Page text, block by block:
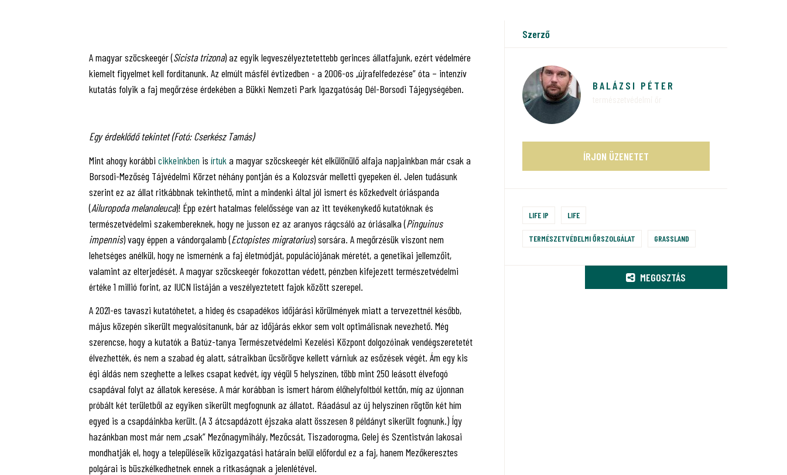
A magyar szöcskeegér (Sicista trizona) az egyik legveszélyeztetettebb gerinces állatfajunk, ezért védelmére
kiemelt figyelmet kell fordítanunk. Az elmúlt másfél évtizedben - a 2006-os „újrafelfedezése” óta – intenzív
kutatás folyik a faj megőrzése érdekében a Bükki Nemzeti Park Igazgatóság Dél-Borsodi Tájegységében.
Egy érdeklődő tekintet (Fotó: Cserkész Tamás)
Mint ahogy korábbi cikkeinkben is írtuk a magyar szöcskeegér két elkülönülő alfaja napjainkban már csak a
Borsodi-Mezőség Tájvédelmi Körzet néhány pontján és a Kolozsvár melletti gyepeken él. Jelen tudásunk
szerint ez az állat ritkábbnak tekinthető, mint a mindenki által jól ismert és közkedvelt óriáspanda
(Ailuropoda melanoleuca)! Épp ezért hatalmas felelőssége van az itt tevékenykedő kutatóknak és
természetvédelmi szakembereknek, hogy ne jusson ez az aranyos rágcsáló az óriásalka (Pinguinus
impennis) vagy éppen a vándorgalamb (Ectopistes migratorius) sorsára. A megőrzésük viszont nem
lehetséges anélkül, hogy ne ismernénk a faj életmódját, populációjának méretét, a genetikai jellemzőit,
valamint az elterjedését. A magyar szöcskeegér fokozottan védett, pénzben kifejezett természetvédelmi
értéke 1 millió forint, az IUCN listáján a veszélyeztetett fajok között szerepel.
A 2021-es tavaszi kutatóhetet, a hideg és csapadékos időjárási körülmények miatt a tervezettnél később,
május közepén sikerült megvalósítanunk, bár az időjárás ekkor sem volt optimálisnak nevezhető. Még
szerencse, hogy a kutatók a Batúz-tanya Természetvédelmi Kezelési Központ dolgozóinak vendégszeretetét
élvezhették, és nem a szabad ég alatt, sátraikban ücsörögve kellett várniuk az esőzések végét. Ám egy kis
égi áldás nem szeghette a lelkes csapat kedvét, így végül 5 helyszínen, több mint 250 leásott élvefogó
csapdával folyt az állatok keresése. A már korábban is ismert három élőhelyfoltból kettőn, míg az újonnan
próbált két területből az egyiken sikerült megfognunk az állatot. Ráadásul az új helyszínen rögtön két hím
egyed is a csapdáinkba került. (A 3 átcsapdázott éjszaka alatt összesen 8 példányt sikerült fognunk.) Így
hazánkban most már nem „csak” Mezőnagymihály, Mezőcsát, Tiszadorogma, Gelej és Szentistván lakosai
mondhatják el, hogy a településeik közigazgatási határain belül előfordul ez a faj, hanem Mezőkeresztes
polgárai is büszkélkedhetnek ennek a ritkaságnak a jelenlétével.
szerző
BALÁZSI PÉTER
ÍRJON ÜZENETET
LIFE IP LIFE
TERMÉSZETVÉDELMI ŐRSZOLGÁLAT GRASSLAND
MEGOSZTÁS